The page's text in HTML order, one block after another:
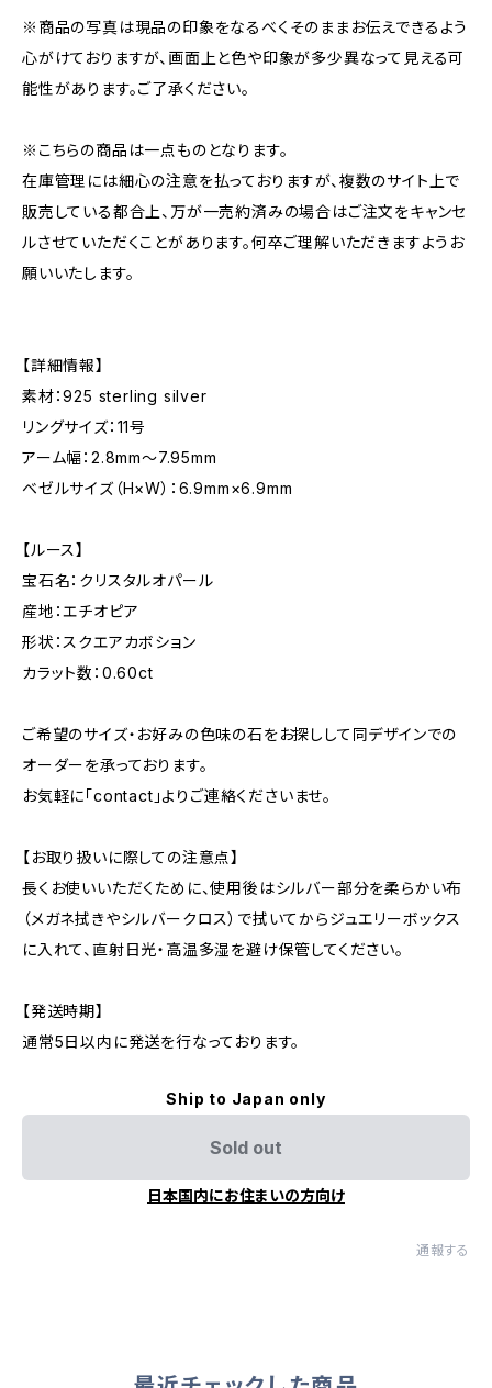
※商品の写真は現品の印象をなるべくそのままお伝えできるよう
心がけておりますが、画面上と色や印象が多少異なって見える可
能性があります。ご了承ください。
※こちらの商品は一点ものとなります。
在庫管理には細心の注意を払っておりますが、複数のサイト上で
販売している都合上、万が一売約済みの場合はご注文をキャンセ
ルさせていただくことがあります。何卒ご理解いただきますようお
願いいたします。
【詳細情報】
素材：925 sterling silver
リングサイズ：11号
アーム幅：2.8mm〜7.95mm
ベゼルサイズ（H×W）：6.9mm×6.9mm
【ルース】
宝石名：クリスタルオパール
産地：エチオピア
形状：スクエアカボション
カラット数：0.60ct
ご希望のサイズ・お好みの色味の石をお探しして同デザインでの
オーダーを承っております。
お気軽に「contact」よりご連絡くださいませ。
【お取り扱いに際しての注意点】
長くお使いいただくために、使用後はシルバー部分を柔らかい布
（メガネ拭きやシルバークロス）で拭いてからジュエリーボックス
に入れて、直射日光・高温多湿を避け保管してください。
【発送時期】
通常5日以内に発送を行なっております。
Ship to Japan only
Sold out
日本国内にお住まいの方向け
通報する